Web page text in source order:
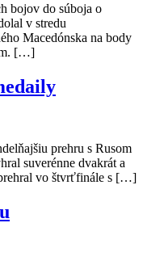
bojov do súboja o
v stredu
Macedónska na body
[…]
prehru s Rusom
suverénne dvakrát a
vo štvrťfinále s […]